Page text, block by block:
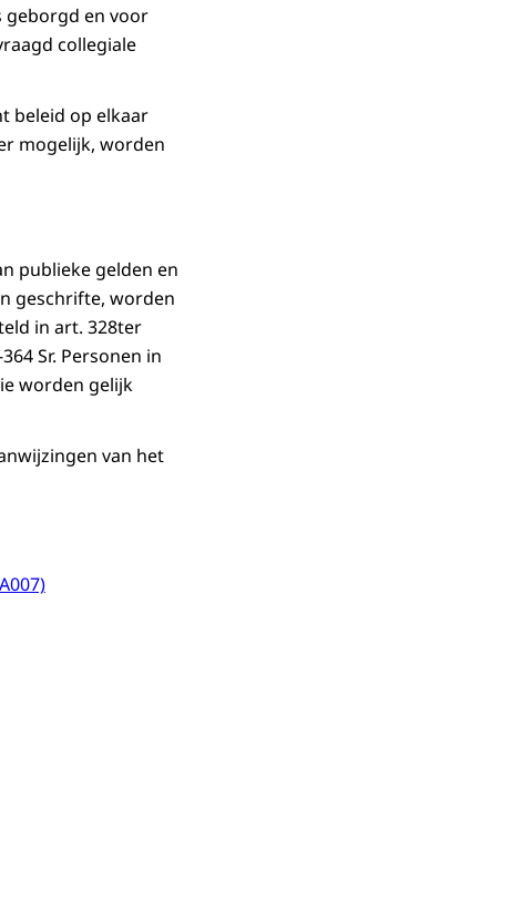
geborgd en voor
collegiale
beleid op elkaar
mogelijk, worden
publieke gelden en
geschrifte, worden
in art. 328ter
Sr. Personen in
worden gelijk
van het